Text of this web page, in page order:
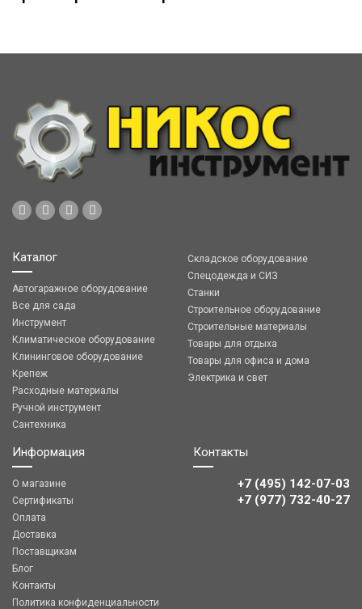
Каталог
Автогаражное оборудование
Все для сада
Инструмент
Климатическое оборудование
Клининговое оборудование
Крепеж
Расходные материалы
Ручной инструмент
Сантехника
Складское оборудование
Спецодежда и СИЗ
Станки
Строительное оборудование
Строительные материалы
Товары для отдыха
Товары для офиса и дома
Электрика и свет
Информация
О магазине
Сертификаты
Оплата
Доставка
Поставщикам
Блог
Контакты
Политика конфиденциальности
Контакты
+7 (495) 142-07-03
‎‎+7 (977) 732-40-27